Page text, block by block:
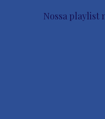
Nossa playlist